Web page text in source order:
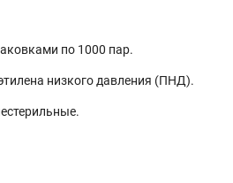
по 1000 пар.
низкого давления (ПНД).